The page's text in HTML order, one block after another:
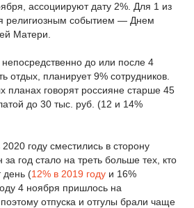
ассоциируют дату 2%. Для 1 из
религиозным событием — Днем
Матери.
непосредственно до или после 4
отдых, планирует 9% сотрудников.
планах говорят россияне старше 45
до 30 тыс. руб. (12 и 14%
году сместились в сторону
год стало на треть больше тех, кто
день (12% в 2019 году и 16%
4 ноября пришлось на
отпуска и отгулы брали чаще